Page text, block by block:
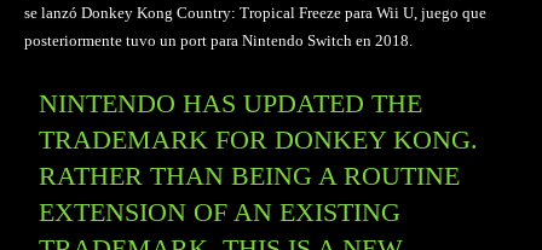
se lanzó Donkey Kong Country: Tropical Freeze para Wii U, juego que
posteriormente tuvo un port para Nintendo Switch en 2018.
NINTENDO HAS UPDATED THE
TRADEMARK FOR DONKEY KONG.
RATHER THAN BEING A ROUTINE
EXTENSION OF AN EXISTING